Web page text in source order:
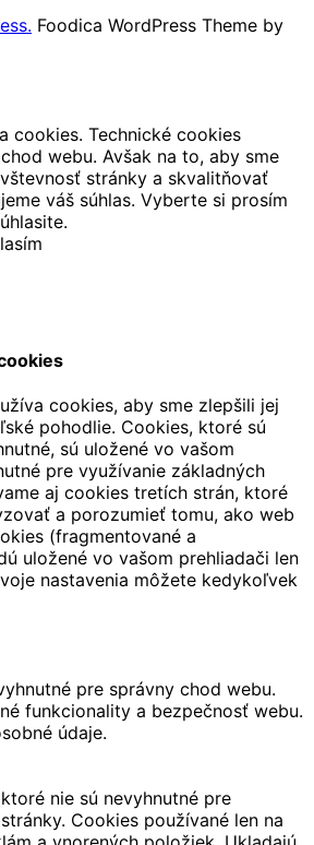
Foodica WordPress Theme by
cookies. Technické cookies
webu. Avšak na to, aby sme
stránky a skvalitňovať
váš súhlas. Vyberte si prosím
cookies, aby sme zlepšili jej
pohodlie. Cookies, ktoré sú
sú uložené vo vašom
pre využívanie základných
aj cookies tretích strán, ktoré
a porozumieť tomu, ako web
(fragmentované a
uložené vo vašom prehliadači len
nastavenia môžete kedykoľvek
pre správny chod webu.
funkcionality a bezpečnosť webu.
údaje.
nie sú nevyhnutné pre
Cookies používané len na